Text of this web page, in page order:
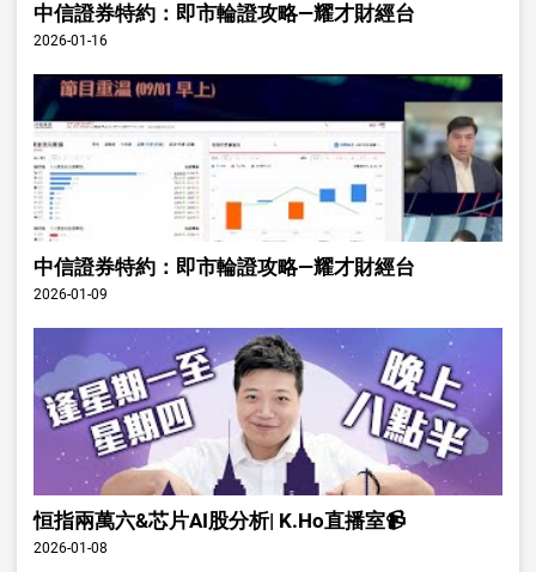
中信證券特約：即市輪證攻略—耀才財經台
2026-01-16
中信證券特約：即市輪證攻略—耀才財經台
2026-01-09
恒指兩萬六&芯片AI股分析| K.Ho直播室📹
2026-01-08